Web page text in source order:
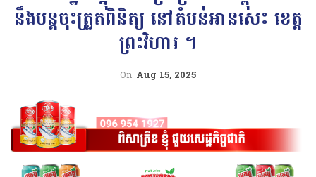
នឹងបន្តចុះត្រួតពិនិត្យ នៅតំបន់អានសេះ ខេត្ត
ព្រះវិហារ ។
On Aug 15, 2025